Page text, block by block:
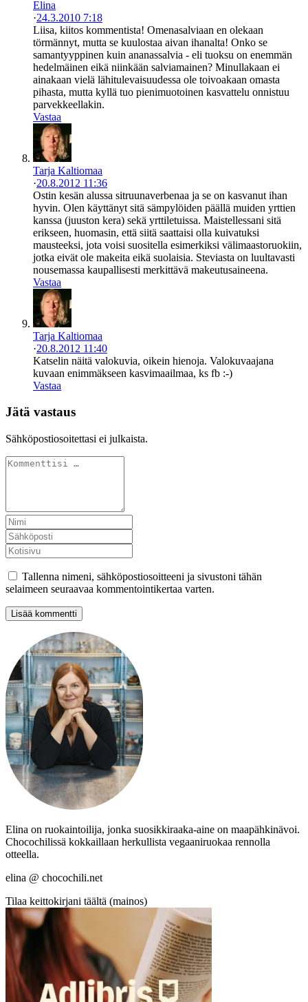
Elina
·24.3.2010 7:18
Liisa, kiitos kommentista! Omenasalviaan en olekaan
törmännyt, mutta se kuulostaa aivan ihanalta! Onko se
samantyyppinen kuin ananassalvia - eli tuoksu on enemmän
hedelmäinen eikä niinkään salviamainen? Minullakaan ei
ainakaan vielä lähitulevaisuudessa ole toivoakaan omasta
pihasta, mutta kyllä tuo pienimuotoinen kasvattelu onnistuu
parvekkeellakin.
Vastaa
Tarja Kaltiomaa
·20.8.2012 11:36
Ostin kesän alussa sitruunaverbenaa ja se on kasvanut ihan
hyvin. Olen käyttänyt sitä sämpylöiden päällä muiden yrttien
kanssa (juuston kera) sekä yrttiletuissa. Maistellessani sitä
erikseen, huomasin, että siitä saattaisi olla kuivatuksi
mausteeksi, jota voisi suositella esimerkiksi välimaastoruokiin,
jotka eivät ole makeita eikä suolaisia. Steviasta on luultavasti
nousemassa kaupallisesti merkittävä makeutusaineena.
Vastaa
Tarja Kaltiomaa
·20.8.2012 11:40
Katselin näitä valokuvia, oikein hienoja. Valokuvaajana
kuvaan enimmäkseen kasvimaailmaa, ks fb :-)
Vastaa
Jätä vastaus
Sähköpostiosoitettasi ei julkaista.
Tallenna nimeni, sähköpostiosoitteeni ja sivustoni tähän
selaimeen seuraavaa kommentointikertaa varten.
Elina on ruokaintoilija, jonka suosikkiraaka-aine on maapähkinävoi.
Chocochilissä kokkaillaan herkullista vegaaniruokaa rennolla
otteella.
elina @ chocochili.net
Tilaa keittokirjani täältä (mainos)